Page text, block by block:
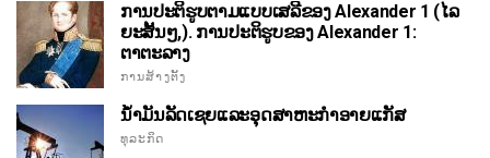
ການປະຕິຮູບຕາມແບບເສລີຂອງ Alexander 1 (ໄລ
ຍະສັ້ນໆ,). ການປະຕິຮູບຂອງ Alexander 1:
ຕາຕະລາງ
ການສ້າງຕັ້ງ
ນ້ໍາມັນລັດເຊຍແລະອຸດສາຫະກໍາອາຍແກັສ
ທຸລະກິດ